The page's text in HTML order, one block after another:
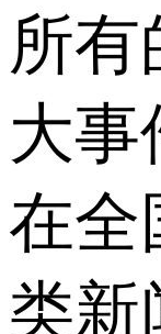
所有
大事
在全
类新